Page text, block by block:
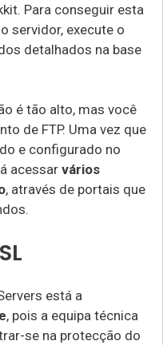
Para conseguir esta
servidor, execute o
detalhados na base
é tão alto, mas você
de FTP. Uma vez que
e configurado no
acessar vários
, através de portais que
está a
, pois a equipa técnica
se na protecção do